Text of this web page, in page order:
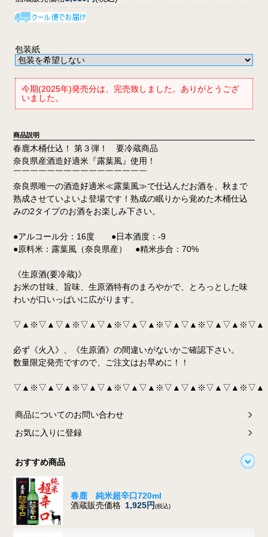
包装紙
今期(2025年)発売分は、完売致しました。ありがとうござ
いました。
商品説明
春鹿木桶仕込！ 第３弾！ 要冷蔵商品
奈良県産酒造好適米『露葉風』使用！
￣￣￣￣￣￣￣￣￣￣￣￣￣￣￣￣
奈良県唯一の酒造好適米≪露葉風≫で仕込んだお酒を、秋まで
熟成させていよいよ登場です！熟成の眠りから覚めた木桶仕込
みの2タイプのお酒をお楽しみ下さい。
●アルコール分：16度 ●日本酒度：-9
●原料米：露葉風（奈良県産） ●精米歩合：70%
《生原酒(要冷蔵)》
お米の甘味、旨味、生原酒特有のまろやかで、とろっとした味
わいが口いっぱいに広がります。
▽▲※▽▲▽▲※▽▲▽▲※▽▲▽▲※▽▲▽▲※▽▲▽▲※▽▲
必ず《火入》、《生原酒》の間違いがないかご確認下さい。
数量限定発売ですので、ご注文はお早めに！！
▽▲※▽▲▽▲※▽▲▽▲※▽▲▽▲※▽▲▽▲※▽▲▽▲※▽▲
商品についてのお問い合わせ
お気に入りに登録
おすすめ商品
春鹿 純米超辛口720ml
酒蔵販売価格 1,925円(税込)